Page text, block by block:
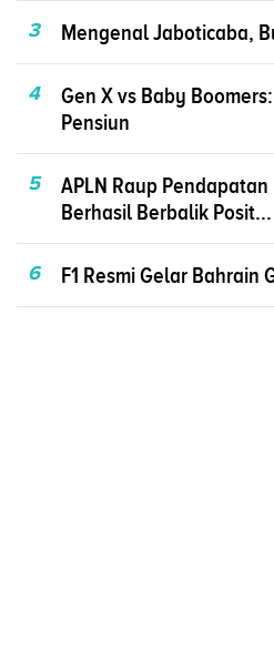
3 Mengenal Jaboticaba,
4
Gen X vs Baby
Pensiun
5
APLN Raup
Berhasil Berbalik Posit...
6 F1 Resmi Gelar Bahrain